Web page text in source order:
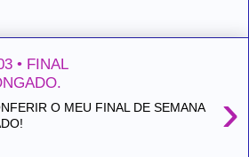
• FINAL
›
O MEU FINAL DE SEMANA